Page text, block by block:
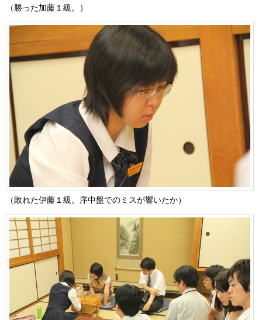
（勝った加藤１級。）
（敗れた伊藤１級。序中盤でのミスが響いたか）